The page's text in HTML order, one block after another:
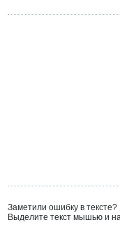
Заметили ошибку в тексте?
Выделите текст мышью и